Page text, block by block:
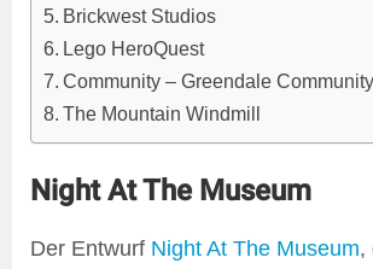
Brickwest Studios
Lego HeroQuest
Community – Greendale
The Mountain Windmill
Night At The Museum
Der Entwurf Night At The Museum,